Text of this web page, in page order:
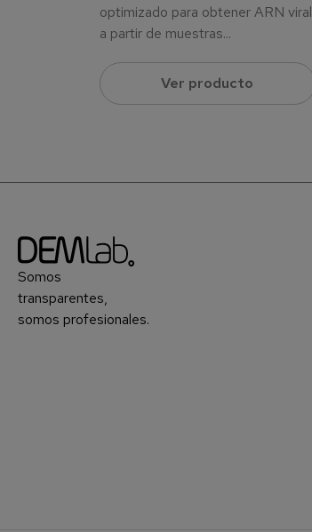
optimizado para obtener ARN viral
a partir de muestras...
Ver producto
Somos
transparentes,
somos profesionales.